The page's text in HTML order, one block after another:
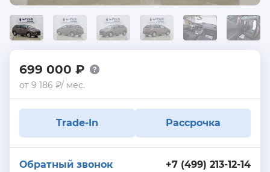
699 000 ₽
от 9 186 ₽/ мес.
Trade-In Рассрочка
+7 (499) 213-12-14
Обратный звонок